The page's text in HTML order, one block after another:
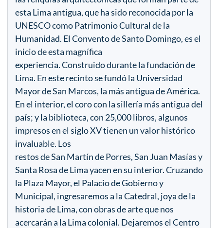
esta Lima antigua, que ha sido reconocida por la
UNESCO como Patrimonio Cultural de la
Humanidad. El Convento de Santo Domingo, es el
inicio de esta magnífica
experiencia. Construido durante la fundación de
Lima. En este recinto se fundó la Universidad
Mayor de San Marcos, la más antigua de América.
En el interior, el coro con la sillería más antigua del
país; y la biblioteca, con 25,000 libros, algunos
impresos en el siglo XV tienen un valor histórico
invaluable. Los
restos de San Martín de Porres, San Juan Masías y
Santa Rosa de Lima yacen en su interior. Cruzando
la Plaza Mayor, el Palacio de Gobierno y
Municipal, ingresaremos a la Catedral, joya de la
historia de Lima, con obras de arte que nos
acercarán a la Lima colonial. Dejaremos el Centro